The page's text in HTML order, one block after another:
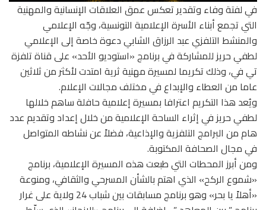
في لفتة وفاء وتقدير تعكس عمق العلاقات الإنسانية والمهنية
التي تجمع أبناء الأسرة الإعلامية التونسية، وجّه الإعلامي
والمنشط التلفزي عبد الرزاق الشابي دعوة خاصة إلى الإعلامي
لطفي حريز للمشاركة في برنامج «استوديو الأحد» على قناة تلفزة
تي في، وذلك تكريما لمسيرة مهنية ثرية امتدت لأكثر من ثلاثين
عاما من العطاء والإبداع في مختلف مجالات الإعلام.
ويُعد هذا التكريم اعترافا بمسيرة إعلامية حافلة ساهم خلالها
لطفي حريز في إثراء الساحة الإعلامية من خلال إعداد وتقديم عدد
هام من البرامج التلفزية والإذاعية، فضلاً عن نشاطه المتواصل
في مجال الصحافة المكتوبة.
ومن أبرز المحطات التي طبعت هذه المسيرة الإعلامية، برنامج
«شموع الركح» الذي اهتم بالشأن المسرحي والثقافي، ومنوعة
«أهلاً يا بحر» وهو برنامج مسابقات بين شباب 24 ولاية على غرار